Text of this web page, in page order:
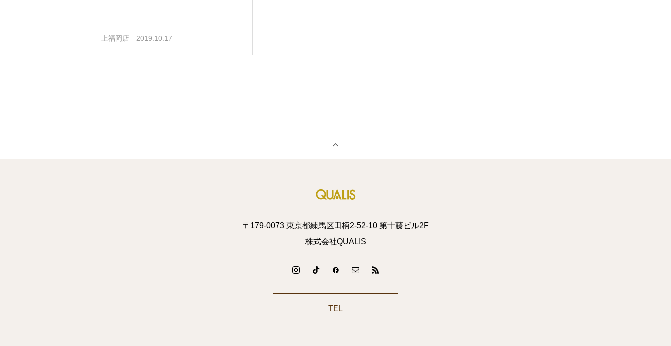
上福岡店 2019.10.17
〒179-0073 東京都練馬区田柄2-52-10 第十藤ビル2F
株式会社QUALIS
TEL